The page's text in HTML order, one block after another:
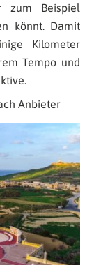
Beispiel
könnt. Damit
Kilometer
Tempo und
Anbieter